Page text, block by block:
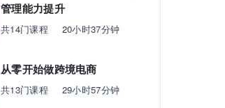
管理能力提升
共14门课程 20小时37分钟
从零开始做跨境电商
共13门课程 29小时57分钟